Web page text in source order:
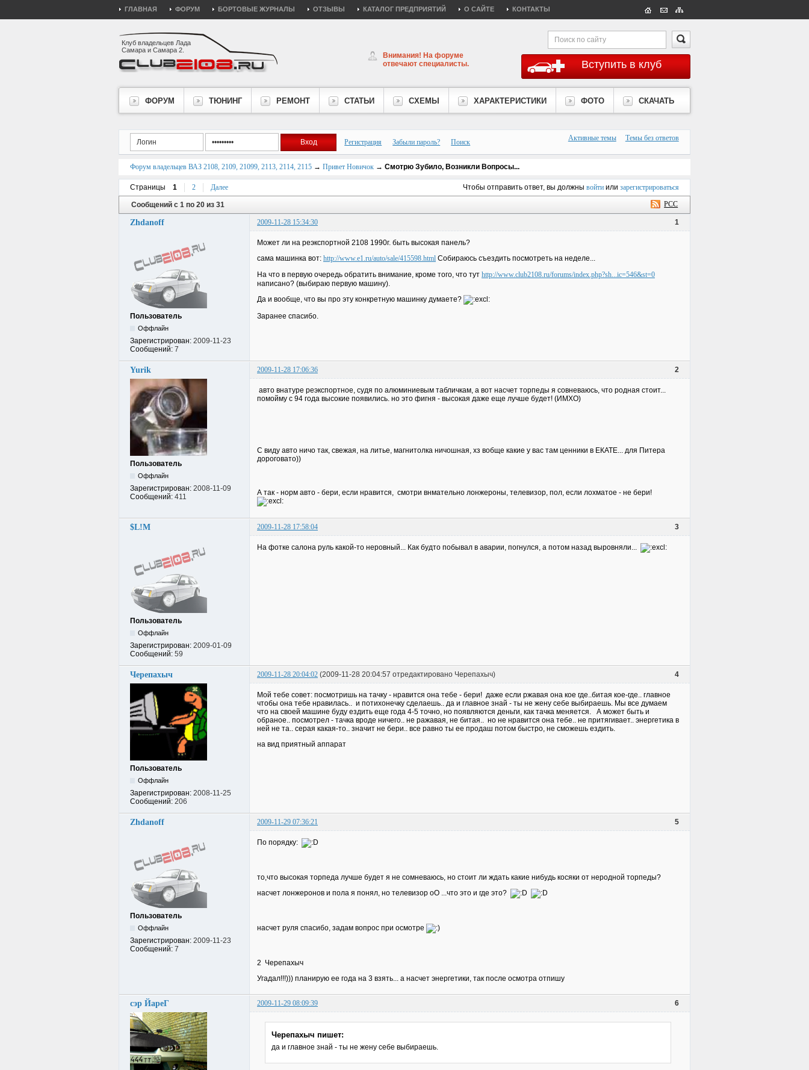
ГЛАВНАЯ ФОРУМ БОРТОВЫЕ ЖУРНАЛЫ ОТЗЫВЫ КАТАЛОГ ПРЕДПРИЯТИЙ О САЙТЕ КОНТАКТЫ
Клуб владельцев Лада
Самара и Самара 2.
Вступить в клуб
Внимания! На форуме
отвечают специалисты.
ФОРУМ ТЮНИНГ РЕМОНТ СТАТЬИ СХЕМЫ ХАРАКТЕРИСТИКИ ФОТО СКАЧАТЬ
Регистрация Забыли пароль? Поиск Активные темы Темы без ответов
Форум владельцев ВАЗ 2108, 2109, 21099, 2113, 2114, 2115 → Привет Новичок → Смотрю Зубило, Возникли Вопросы...
Страницы 1 2 Далее Чтобы отправить ответ, вы должны войтиили зарегистрироваться
РСС
Сообщений с 1 по 20 из 31
1
Zhdanoff 2009-11-28 15:34:30
Пользователь
Оффлайн
Зарегистрирован: 2009-11-23
Сообщений: 7
Может ли на реэкспортной 2108 1990г. быть высокая панель?
сама машинка вот: http://www.e1.ru/auto/sale/415598.html Собираюсь съездить посмотреть на неделе...
На что в первую очередь обратить внимание, кроме того, что тут http://www.club2108.ru/forums/index.php?sh...ic=546&st=0
написано? (выбираю первую машину).
Да и вообще, что вы про эту конкретную машинку думаете?
Заранее спасибо.
2
Yurik 2009-11-28 17:06:36
Пользователь
Оффлайн
Зарегистрирован: 2008-11-09
Сообщений: 411
авто внатуре реэкспортное, судя по алюминиевым табличкам, а вот насчет торпеды я совневаюсь, что родная стоит...
помойму с 94 года высокие появились. но это фигня - высокая даже еще лучше будет! (ИМХО)
С виду авто ничо так, свежая, на литье, магнитолка ничошная, хз вобще какие у вас там ценники в ЕКАТЕ... для Питера
дороговато))
А так - норм авто - бери, если нравится, смотри внмательно лонжероны, телевизор, пол, если лохматое - не бери!
3
$L!M 2009-11-28 17:58:04
Пользователь
Оффлайн
Зарегистрирован: 2009-01-09
Сообщений: 59
На фотке салона руль какой-то неровный... Как будто побывал в аварии, погнулся, а потом назад выровняли...
4
Черепахыч 2009-11-28 20:04:02 (2009-11-28 20:04:57 отредактировано Черепахыч)
Пользователь
Оффлайн
Зарегистрирован: 2008-11-25
Сообщений: 206
Мой тебе совет: посмотришь на тачку - нравится она тебе - бери! даже если ржавая она кое где..битая кое-где.. главное
чтобы она тебе нравилась.. и потихонечку сделаешь.. да и главное знай - ты не жену себе выбираешь. Мы все думаем
что на своей машине буду ездить еще года 4-5 точно, но появляются деньги, как тачка меняется. А может быть и
обраное.. посмотрел - тачка вроде ничего.. не ражавая, не битая.. но не нравится она тебе.. не притягивает.. энергетика в
ней не та.. серая какая-то.. значит не бери.. все равно ты ее продаш потом быстро, не сможешь ездить.
на вид приятный аппарат
5
Zhdanoff 2009-11-29 07:36:21
Пользователь
Оффлайн
Зарегистрирован: 2009-11-23
Сообщений: 7
По порядку:
то,что высокая торпеда лучше будет я не сомневаюсь, но стоит ли ждать какие нибудь косяки от неродной торпеды?
насчет лонжеронов и пола я понял, но телевизор оО ...что это и где это?
насчет руля спасибо, задам вопрос при осмотре
2 Черепахыч
Угадал!!!))) планирую ее года на 3 взять... а насчет энергетики, так после осмотра отпишу
6
сэр ЙареГ 2009-11-29 08:09:39
Черепахыч пишет:
да и главное знай - ты не жену себе выбираешь.